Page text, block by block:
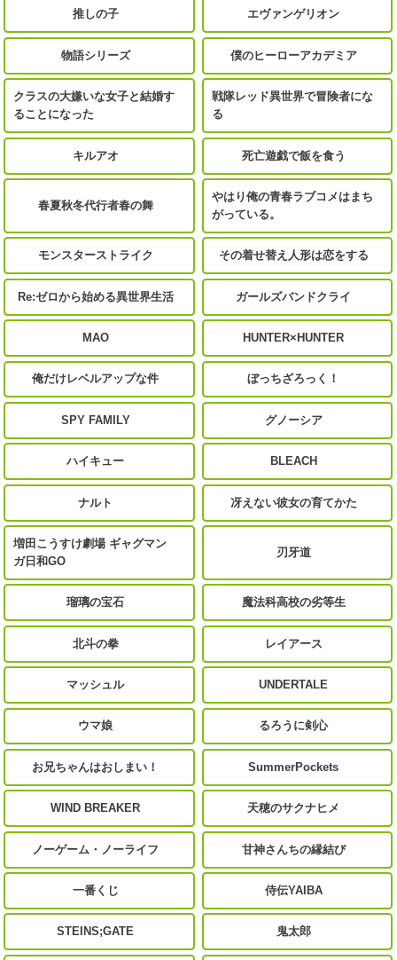
推しの子 エヴァンゲリオン
物語シリーズ 僕のヒーローアカデミア
クラスの大嫌いな女子と結婚す
ることになった
戦隊レッド異世界で冒険者にな
る
キルアオ 死亡遊戯で飯を食う
春夏秋冬代行者春の舞
やはり俺の青春ラブコメはまち
がっている。
モンスターストライク その着せ替え人形は恋をする
Re:ゼロから始める異世界生活 ガールズバンドクライ
MAO HUNTER×HUNTER
俺だけレベルアップな件 ぼっちざろっく！
SPY FAMILY グノーシア
ハイキュー BLEACH
ナルト 冴えない彼女の育てかた
増田こうすけ劇場 ギャグマン
ガ日和GO
刃牙道
瑠璃の宝石 魔法科高校の劣等生
北斗の拳 レイアース
マッシュル UNDERTALE
ウマ娘 るろうに剣心
お兄ちゃんはおしまい！ SummerPockets
WIND BREAKER 天穂のサクナヒメ
ノーゲーム・ノーライフ 甘神さんちの縁結び
一番くじ 侍伝YAIBA
STEINS;GATE 鬼太郎